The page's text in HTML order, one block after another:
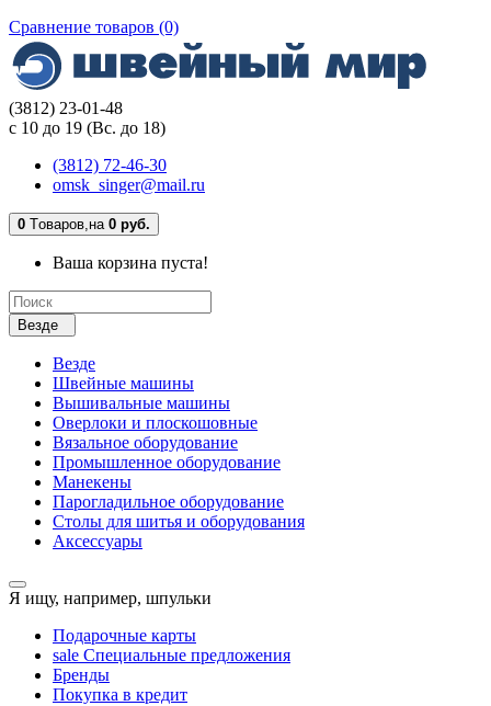
Сравнение товаров (0)
(3812) 23-01-48
с 10 до 19 (Вс. до 18)
(3812) 72-46-30
omsk_singer@mail.ru
0 Tоваров,на 0 руб.
Ваша корзина пуста!
Везде
Везде
Швейные машины
Вышивальные машины
Оверлоки и плоскошовные
Вязальное оборудование
Промышленное оборудование
Манекены
Парогладильное оборудование
Столы для шитья и оборудования
Аксессуары
Я ищу, например, шпульки
Подарочные карты
sale Специальные предложения
Бренды
Покупка в кредит